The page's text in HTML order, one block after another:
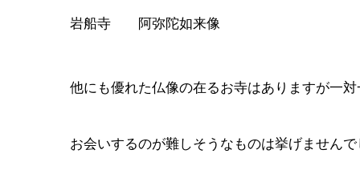
岩船寺 阿弥陀如来像
他にも優れた仏像の在るお寺はありますが一対
お会いするのが難しそうなものは挙げませんで